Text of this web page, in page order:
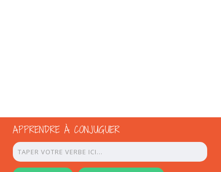
APPRENDRE À CONJUGUER